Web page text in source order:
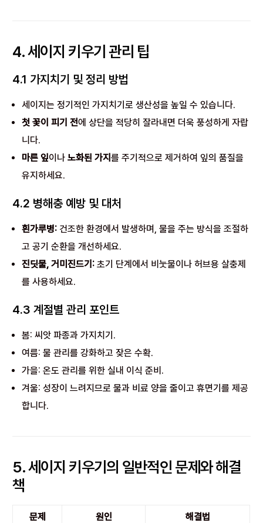
4. 세이지 키우기 관리 팁
4.1 가지치기 및 정리 방법
세이지는 정기적인 가지치기로 생산성을 높일 수 있습니다.
첫 꽃이 피기 전에 상단을 적당히 잘라내면 더욱 풍성하게 자랍
니다.
마른 잎이나노화된 가지를 주기적으로 제거하여 잎의 품질을
유지하세요.
4.2 병해충 예방 및 대처
흰가루병: 건조한 환경에서 발생하며, 물을 주는 방식을 조절하
고 공기 순환을 개선하세요.
진딧물, 거미진드기: 초기 단계에서 비눗물이나 허브용 살충제
를 사용하세요.
4.3 계절별 관리 포인트
봄: 씨앗 파종과 가지치기.
여름: 물 관리를 강화하고 잦은 수확.
가을: 온도 관리를 위한 실내 이식 준비.
겨울: 성장이 느려지므로 물과 비료 양을 줄이고 휴면기를 제공
합니다.
5. 세이지 키우기의 일반적인 문제와 해결
책
문제 원인 해결법